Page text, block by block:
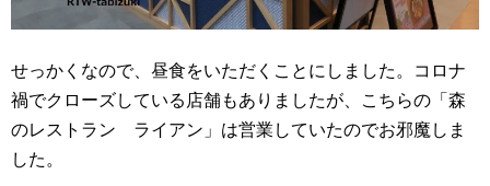
せっかくなので、昼食をいただくことにしました。コロナ
禍でクローズしている店舗もありましたが、こちらの「森
のレストラン ライアン」は営業していたのでお邪魔しま
した。